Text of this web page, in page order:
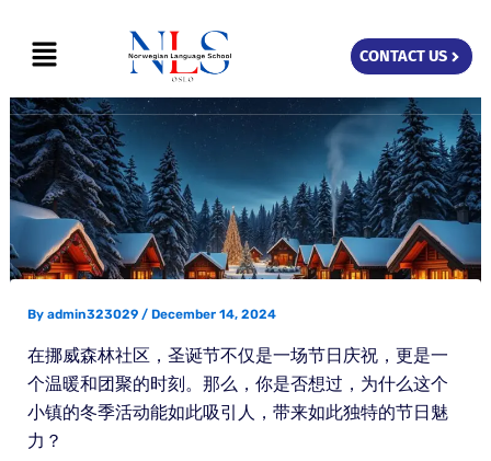
content
Menu CONTACT US
By admin323029 / December 14, 2024
在挪威森林社区，圣诞节不仅是一场节日庆祝，更是一
个温暖和团聚的时刻。那么，你是否想过，为什么这个
小镇的冬季活动能如此吸引人，带来如此独特的节日魅
力？